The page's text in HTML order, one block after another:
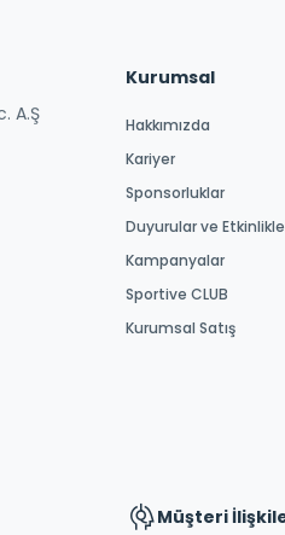
A.Ş
Kurumsal
Hakkımızda
Kariyer
Sponsorluklar
Duyurular ve
Kampanyalar
Sportive CLUB
Kurumsal Satış
Müşteri